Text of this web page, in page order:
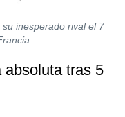
inesperado rival el 7
absoluta tras 5